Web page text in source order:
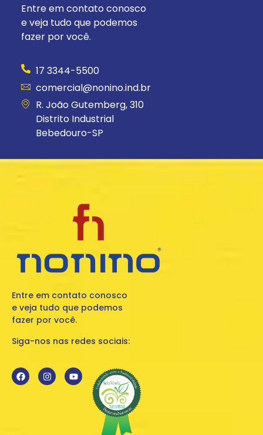
Entre em contato conosco
e veja tudo que podemos
fazer por você.
17 3344-5500
comercial@nonino.ind.br
R. João Gutemberg, 310
Distrito Industrial
Bebedouro-SP
Entre em contato conosco
e veja tudo que podemos
fazer por você.
Siga-nos nas redes sociais: